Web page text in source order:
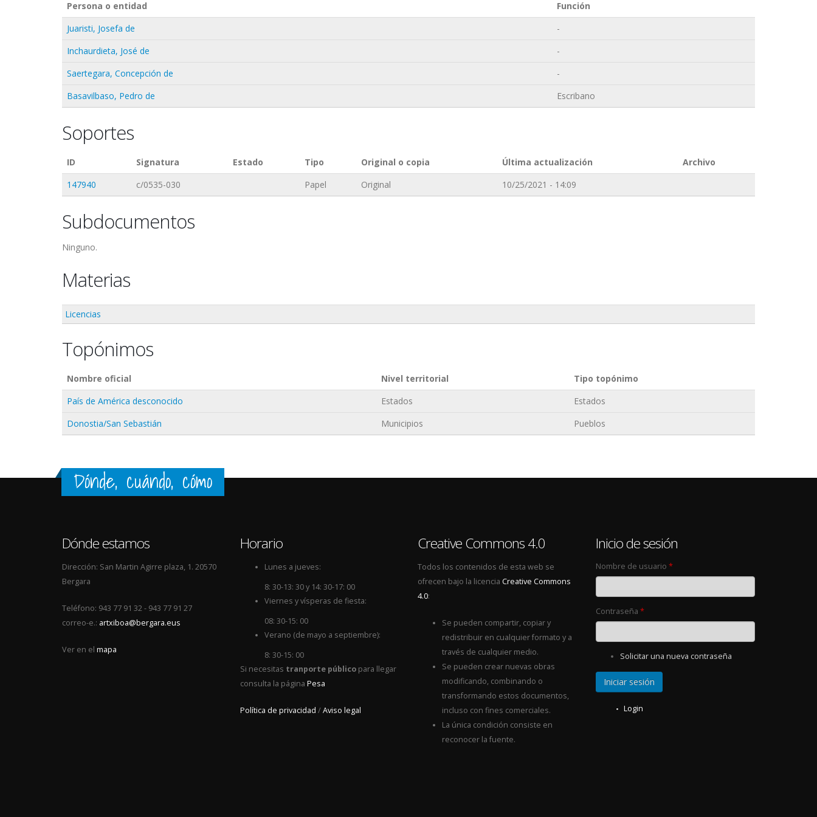
Persona o entidad
Función
Juaristi, Josefa de
-
Inchaurdieta, José de
-
Saertegara, Concepción de
-
Basavilbaso, Pedro de
Escribano
Soportes
ID Signatura Estado Tipo Original o copia Última actualización
Archivo
147940
c/0535-030 Papel Original 10/25/2021 - 14:09
Subdocumentos
Ninguno.
Materias
Licencias
Topónimos
Nombre oficial Nivel territorial
Tipo topónimo
País de América desconocido
Estados
Estados
Donostia/San Sebastián
Municipios Pueblos
Dónde, cuándo, cómo
Dónde estamos
Dirección: San Martin Agirre plaza, 1. 20570
Bergara
Teléfono: 943 77 91 32 - 943 77 91 27
correo-e.: artxiboa@bergara.eus
Ver en el mapa
Horario
Lunes a jueves:
8: 30-13: 30 y 14: 30-17: 00
Viernes y vísperas de fiesta:
08: 30-15: 00
Verano (de mayo a septiembre):
8: 30-15: 00
Si necesitas tranporte públicopara llegar
consulta la página Pesa
Política de privacidad /Aviso legal
Creative Commons 4.0
Todos los contenidos de esta web se
ofrecen bajo la licencia Creative Commons
4.0:
Se pueden compartir, copiar y
redistribuir en cualquier formato y a
través de cualquier medio.
Se pueden crear nuevas obras
modificando, combinando o
transformando estos documentos,
incluso con fines comerciales.
La única condición consiste en
reconocer la fuente.
Inicio de sesión
Nombre de usuario *
Contraseña *
Solicitar una nueva contraseña
Login